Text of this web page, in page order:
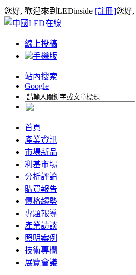
您好, 歡迎來到LEDinside [註冊]您好,
線上投稿
手機版
站內搜索
Google
首頁
產業資訊
市場新品
利基市場
分析評論
購買報告
價格趨勢
專題報導
產業訪談
照明案例
技術專欄
展覽會議